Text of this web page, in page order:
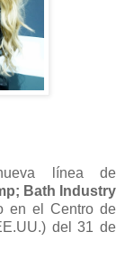
línea de
Bath Industry
en el Centro de
del 31 de